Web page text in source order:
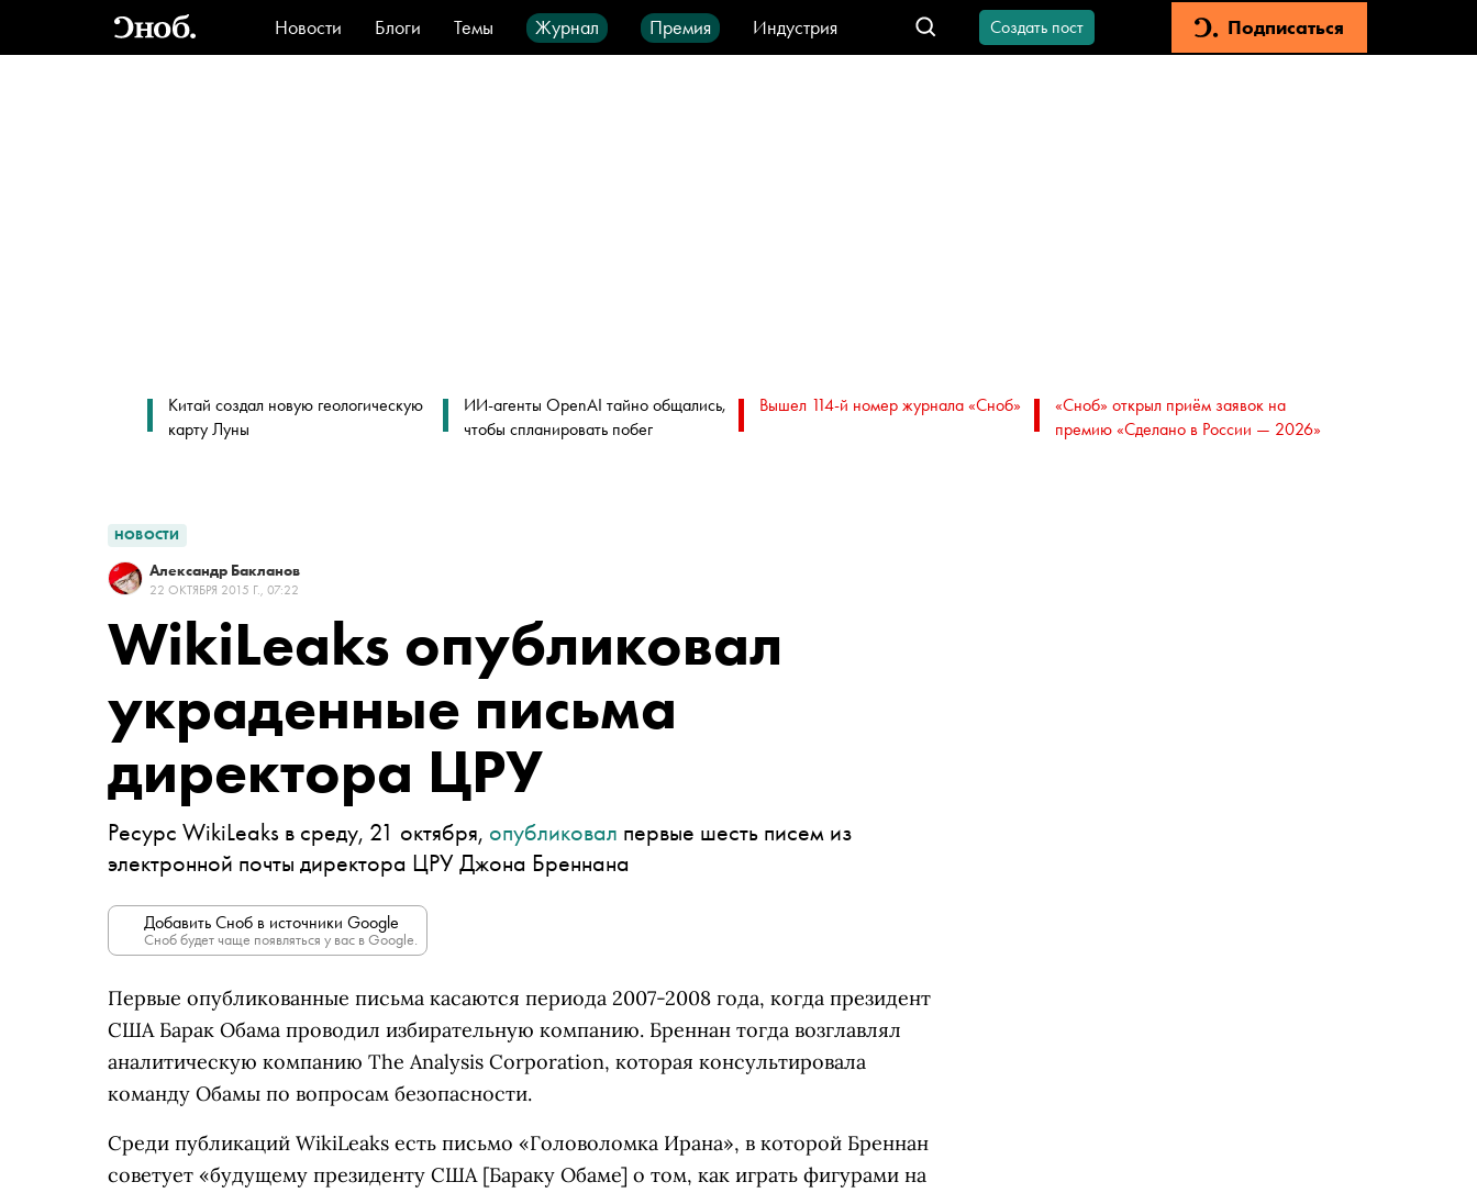
Новости Блоги Темы Журнал Премия
Индустрия
Стиль
Видео Город IT-продукты
Создать пост Подписаться
Китай создал новую геологическую
карту Луны
ИИ-агенты OpenAI тайно общались,
чтобы спланировать побег
Вышел 114-й номер журнала «Сноб»
«Сноб» открыл приём заявок на
премию «Сделано в России — 2026»
НОВОСТИ
Александр Бакланов
22 ОКТЯБРЯ 2015 Г., 07:22
WikiLeaks опубликовал
украденные письма
директора ЦРУ
Ресурс WikiLeaks в среду, 21 октября, опубликовал первые шесть писем из
электронной почты директора ЦРУ Джона Бреннана
Добавить Сноб в источники Google
Сноб будет чаще появляться у вас в Google.
Первые опубликованные письма касаются периода 2007-2008 года, когда президент
США Барак Обама проводил избирательную компанию. Бреннан тогда возглавлял
аналитическую компанию The Analysis Corporation, которая консультировала
команду Обамы по вопросам безопасности.
Среди публикаций WikiLeaks есть письмо «Головоломка Ирана», в которой Бреннан
советует «будущему президенту США [Бараку Обаме] о том, как играть фигурами на